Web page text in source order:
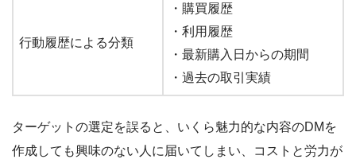
行動履歴による分類
・購買履歴
・利用履歴
・最新購入日からの期間
・過去の取引実績
ターゲットの選定を誤ると、いくら魅力的な内容のDMを
作成しても興味のない人に届いてしまい、コストと労力が